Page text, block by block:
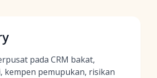
pada CRM bakat,
kempen pemupukan, risikan